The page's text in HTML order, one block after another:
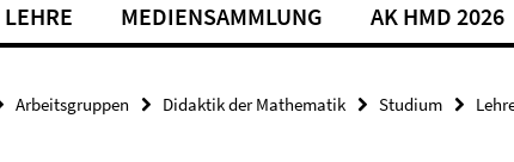
LEHRE MEDIENSAMMLUNG AK HMD 2026
Arbeitsgruppen Didaktik der Mathematik Studium